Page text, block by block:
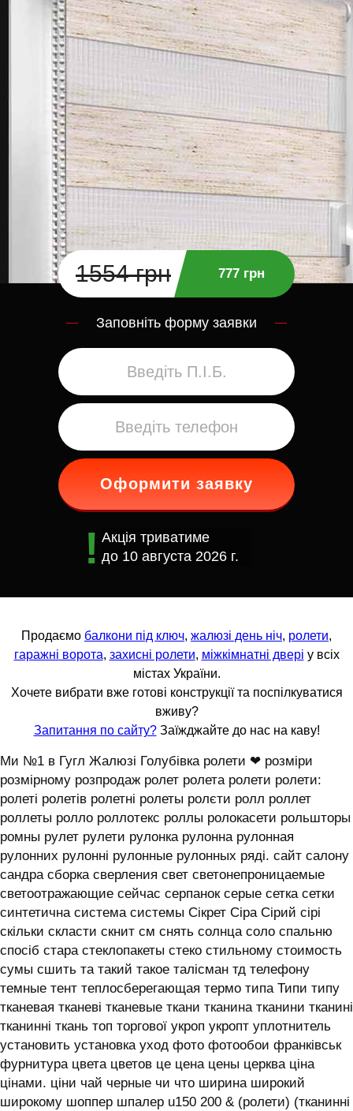
1554 грн 777 грн
Заповніть форму заявки
Оформити заявку
Акція триватиме
до 10 августа 2026 г.
Продаємо балкони під ключ, жалюзі день ніч, ролети,
гаражні ворота, захисні ролети, міжкімнатні двері у всіх
містах України.
Хочете вибрати вже готові конструкції та поспілкуватися
вживу?
Запитання по сайту?Заїжджайте до нас на каву!
Ми №1 в Гугл Жалюзі Голубівка ролети ❤ розміри
розмірному розпродаж ролет ролета ролети ролети:
ролеті ролетів ролетні ролеты ролєти ролл роллет
роллеты ролло роллотекс роллы ролокасети рольшторы
ромны рулет рулети рулонка рулонна рулонная
рулонних рулонні рулонные рулонных ряді. сайт салону
сандра сборка сверления свет светонепроницаемые
светоотражающие сейчас серпанок серые сетка сетки
синтетична система системы ‎Сікрет Сіра Сірий сірі
скільки скласти скнит см снять солнца соло спальню
спосіб стара стеклопакеты стеко стильному стоимость
сумы сшить та такий такое талісман тд телефону
темные тент теплосберегающая термо типа Типи типу
тканевая тканеві тканевые ткани тканина тканини тканині
тканинні ткань топ торгової укроп укропт уплотнитель
установить установка уход фото фотообои франківськ
фурнитура цвета цветов це цена цены церква ціна
цінами. ціни чай черные чи что ширина широкий
широкому шоппер шпалер u150 200 & (ролети) (тканинні